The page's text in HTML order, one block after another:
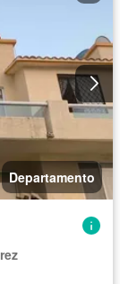
Departamento